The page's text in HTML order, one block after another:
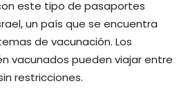
este tipo de pasaportes
un país que se encuentra
de vacunación. Los
vacunados pueden viajar entre
restricciones.